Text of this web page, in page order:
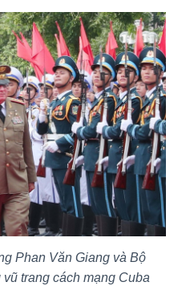
Phan Văn Giang và Bộ
trang cách mạng Cuba